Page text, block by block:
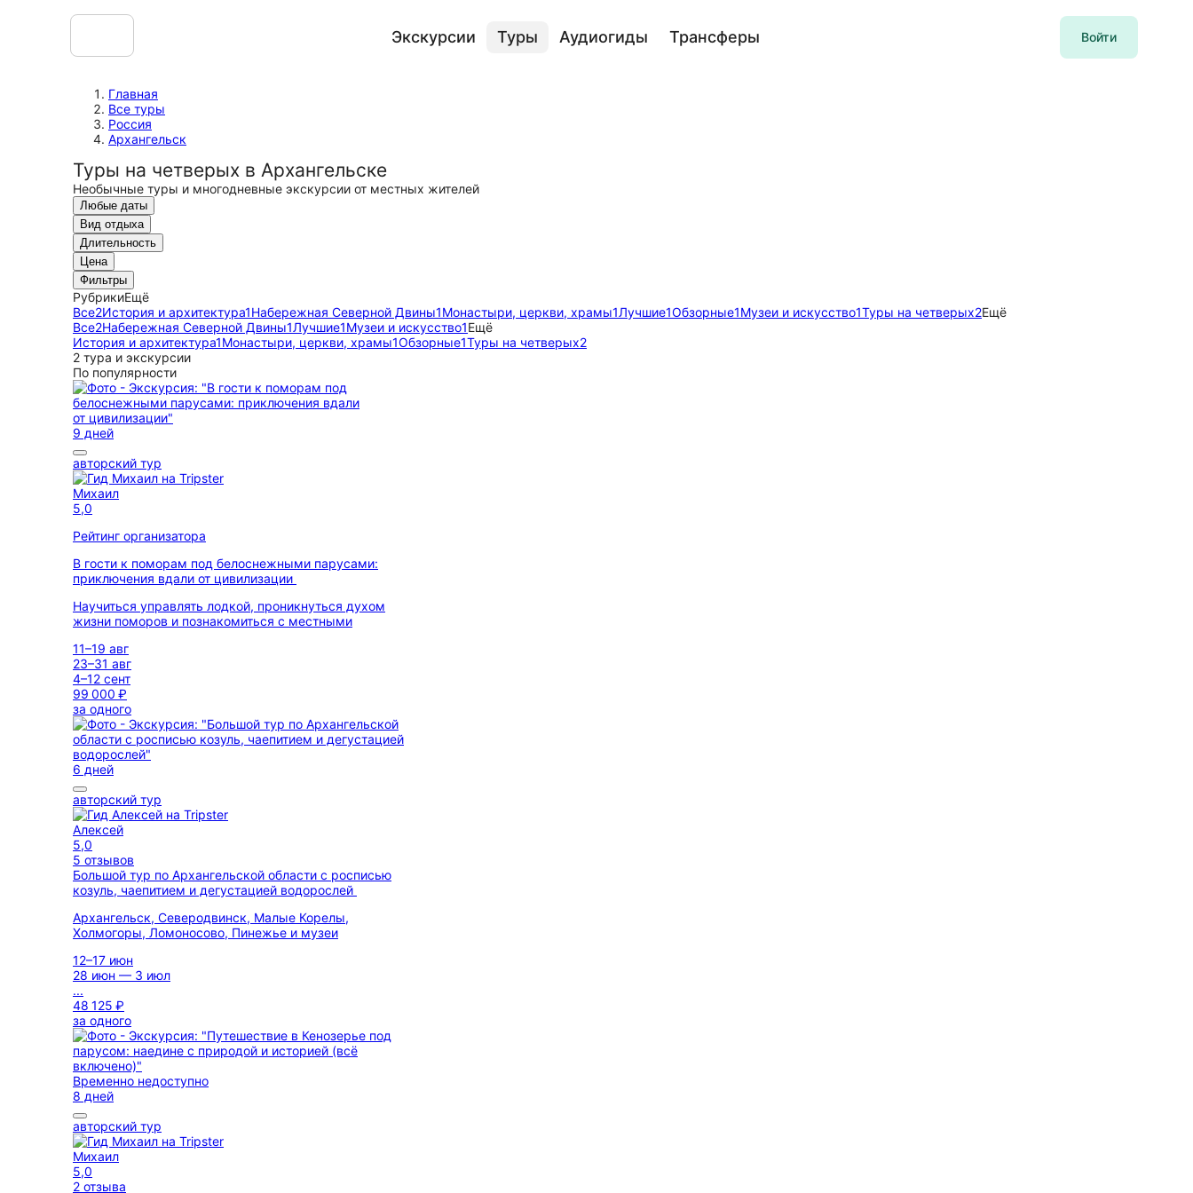
Экскурсии Туры Аудиогиды Трансферы Войти
Главная
Все туры
Россия
Архангельск
Туры на четверых в Архангельске
Необычные туры и многодневные экскурсии от местных жителей
Любые даты
Вид отдыха
Длительность
Цена
Фильтры
РубрикиЕщё
Все2История и архитектура1Набережная Северной Двины1Монастыри, церкви, храмы1Лучшие1Обзорные1Музеи и искусство1Туры на четверых2Ещё
Все2Набережная Северной Двины1Лучшие1Музеи и искусство1Ещё
История и архитектура1Монастыри, церкви, храмы1Обзорные1Туры на четверых2
2 тура и экскурсии
По популярности
9 дней
авторский тур
Михаил
5,0
Рейтинг организатора
В гости к поморам под белоснежными парусами:
приключения вдали от цивилизации
Научиться управлять лодкой, проникнуться духом
жизни поморов и познакомиться с местными
11–19 авг
23–31 авг
4–12 сент
99 000 ₽
за одного
6 дней
авторский тур
Алексей
5,0
5 отзывов
Большой тур по Архангельской области с росписью
козуль, чаепитием и дегустацией водорослей
Архангельск, Северодвинск, Малые Корелы,
Холмогоры, Ломоносово, Пинежье и музеи
12–17 июн
28 июн — 3 июл
...
48 125 ₽
за одного
Временно недоступно
8 дней
авторский тур
Михаил
5,0
2 отзыва